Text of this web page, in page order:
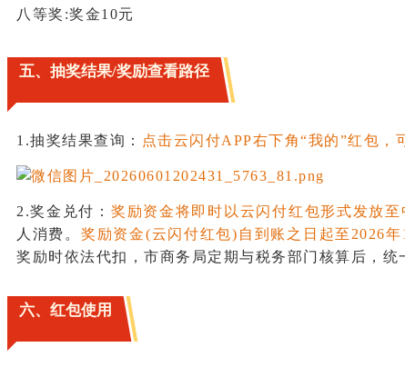
八等奖:奖金10元
五、抽奖结果/奖励查看路径
1.抽奖结果查询： 点击云闪付APP右下角“我的”红包，
2.奖金兑付： 奖励资金将即时以云闪付红包形式发放
人消费。 奖励资金(云闪付红包)自到账之日起至2026
奖励时依法代扣，市商务局定期与税务部门核算后，统
六、红包使用